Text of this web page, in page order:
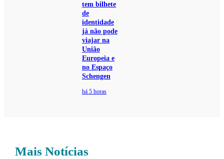
tem bilhete
de
identidade
já não pode
viajar na
União
Europeia e
no Espaço
Schengen
há 5 horas
Mais Notícias